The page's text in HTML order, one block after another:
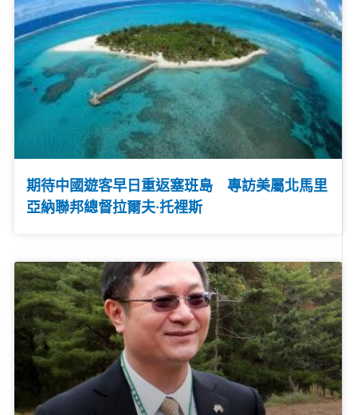
期待中國遊客早日重返塞班島 專訪美屬北馬里
亞納聯邦總督拉爾夫·托裡斯